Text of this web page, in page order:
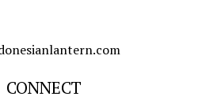
CONNECT